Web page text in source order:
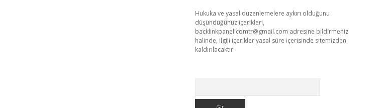
Hukuka ve yasal düzenlemelere aykırı olduğunu
düşündüğünüz içerikleri,
backlinkpanelicomtr@gmail.com adresine bildirmeniz
halinde, ilgili içerikler yasal süre içerisinde sitemizden
kaldırılacaktır.